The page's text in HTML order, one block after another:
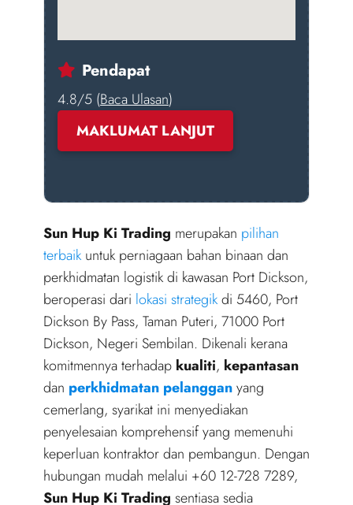
Pendapat
4.8/5 (Baca Ulasan)
MAKLUMAT LANJUT
Sun Hup Ki Trading merupakan pilihan
terbaik untuk perniagaan bahan binaan dan
perkhidmatan logistik di kawasan Port Dickson,
beroperasi dari lokasi strategikdi 5460, Port
Dickson By Pass, Taman Puteri, 71000 Port
Dickson, Negeri Sembilan. Dikenali kerana
komitmennya terhadap kualiti, kepantasan
dan perkhidmatan pelangganyang
cemerlang, syarikat ini menyediakan
penyelesaian komprehensif yang memenuhi
keperluan kontraktor dan pembangun. Dengan
hubungan mudah melalui +60 12-728 7289,
Sun Hup Ki Trading sentiasa sedia